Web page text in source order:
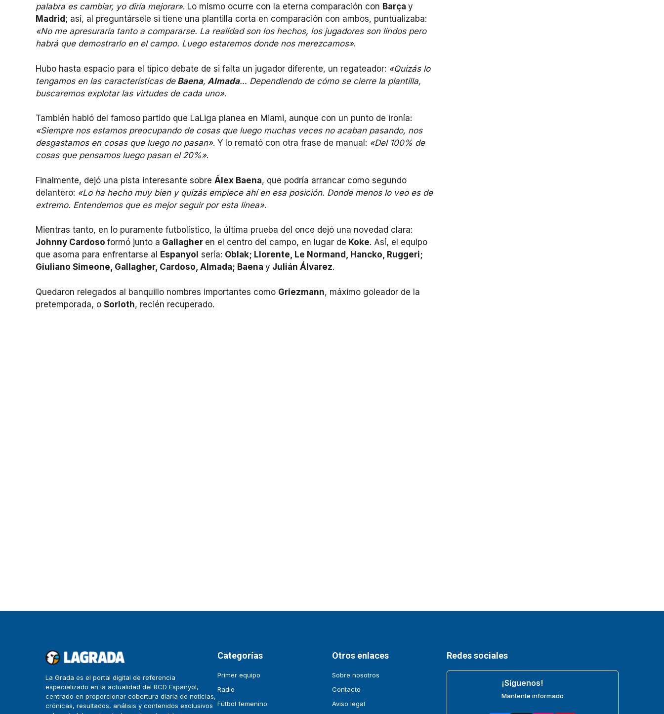
palabra es cambiar, yo diría mejorar». Lo mismo ocurre con la eterna comparación con Barça y
Madrid ; así, al preguntársele si tiene una plantilla corta en comparación con ambos, puntualizaba:
«No me apresuraría tanto a compararse. La realidad son los hechos, los jugadores son lindos pero
habrá que demostrarlo en el campo. Luego estaremos donde nos merezcamos».
Hubo hasta espacio para el típico debate de si falta un jugador diferente, un regateador: «Quizás lo
tengamos en las características deBaena, Almada… Dependiendo de cómo se cierre la plantilla,
buscaremos explotar las virtudes de cada uno».
También habló del famoso partido que LaLiga planea en Miami, aunque con un punto de ironía:
«Siempre nos estamos preocupando de cosas que luego muchas veces no acaban pasando, nos
desgastamos en cosas que luego no pasan». Y lo remató con otra frase de manual: «Del 100% de
cosas que pensamos luego pasan el 20%».
Finalmente, dejó una pista interesante sobre Álex Baena, que podría arrancar como segundo
delantero: «Lo ha hecho muy bien y quizás empiece ahí en esa posición. Donde menos lo veo es de
extremo. Entendemos que es mejor seguir por esta línea».
Mientras tanto, en lo puramente futbolístico, la última prueba del once dejó una novedad clara:
Johnny Cardoso formó junto a Gallagher en el centro del campo, en lugar de Koke. Así, el equipo
que asoma para enfrentarse al
Espanyol sería: Oblak; Llorente, Le Normand, Hancko, Ruggeri;
Giuliano Simeone, Gallagher, Cardoso, Almada; Baena y Julián Álvarez.
Quedaron relegados al banquillo nombres importantes como Griezmann, máximo goleador de la
pretemporada, o Sorloth, recién recuperado.
La Grada es el portal digital de referencia
especializado en la actualidad del RCD Espanyol,
centrado en proporcionar cobertura diaria de noticias,
crónicas, resultados, análisis y contenidos exclusivos
Categorías
Primer equipo
Radio
Fútbol femenino
Otros enlaces
Sobre nosotros
Contacto
Aviso legal
Redes sociales
¡Síguenos!
Mantente informado